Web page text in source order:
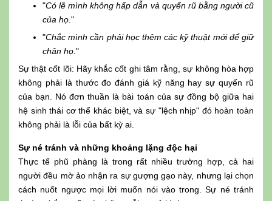
"Có lẽ mình không hấp dẫn và quyến rũ bằng người cũ
của họ."
"Chắc mình cần phải học thêm các kỹ thuật mới để giữ
chân họ. "
Sự thật cốt lõi: Hãy khắc cốt ghi tâm rằng, sự không hòa hợp
không phải là thước đo đánh giá kỹ năng hay sự quyến rũ
của bạn. Nó đơn thuần là bài toán của sự đồng bộ giữa hai
hệ sinh thái cơ thể khác biệt, và sự "lệch nhịp" đó hoàn toàn
không phải là lỗi của bất kỳ ai.
Sự né tránh và những khoảng lặng độc hại
Thực tế phũ phàng là trong rất nhiều trường hợp, cả hai
người đều mờ ảo nhận ra sự gượng gạo này, nhưng lại chọn
cách nuốt ngược mọi lời muốn nói vào trong. Sự né tránh